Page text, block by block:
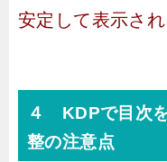
安定して表示され
４ KDPで目次
整の注意点